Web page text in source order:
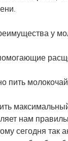
у
пить молокочай
нам
сегодня так